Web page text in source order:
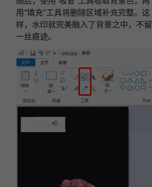
用“填充”工具将删除区域补充完整。这
样，水印就完美融入了背景之中，不留
一丝痕迹。